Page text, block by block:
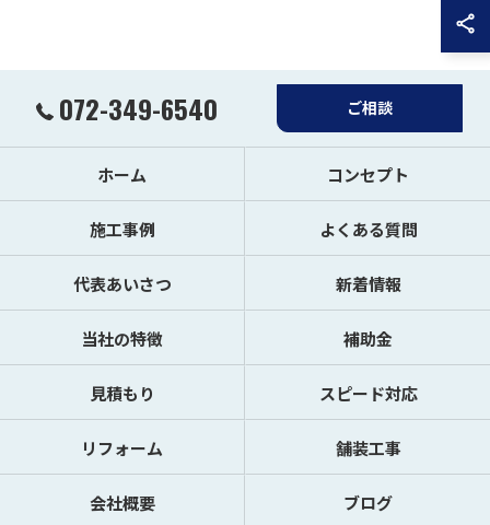
072-349-6540 ご相談
ホーム コンセプト
施工事例 よくある質問
代表あいさつ 新着情報
当社の特徴 補助金
見積もり スピード対応
リフォーム 舗装工事
会社概要 ブログ